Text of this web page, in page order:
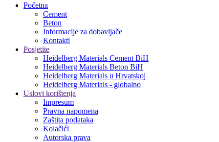
Početna
Cement
Beton
Informacije za dobavljače
Kontakti
Posjetite
Heidelberg Materials Cement BiH
Heidelberg Materials Beton BiH
Heidelberg Materials u Hrvatskoj
Heidelberg Materials - globalno
Uslovi korištenja
Impresum
Pravna napomena
Zaštita podataka
Kolačići
Autorska prava